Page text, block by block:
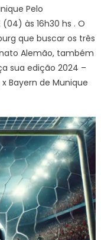
Pelo
às 16h30 hs . O
que buscar os três
Alemão, também
sua edição 2024 –
Bayern de Munique